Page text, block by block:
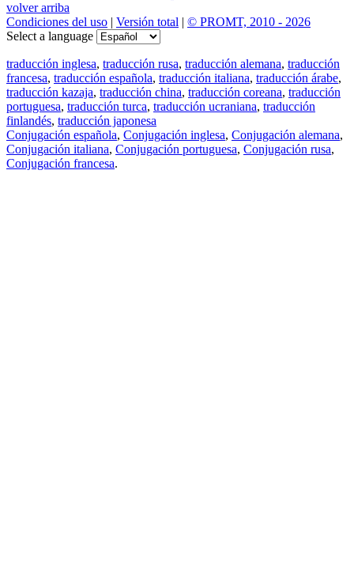
volver arriba
Condiciones del uso | Versión total | © PROMT, 2010 - 2026
Select a language
traducción inglesa, traducción rusa, traducción alemana, traducción
francesa, traducción española, traducción italiana, traducción árabe,
traducción kazaja, traducción china, traducción coreana, traducción
portuguesa, traducción turca, traducción ucraniana, traducción
finlandés, traducción japonesa
Conjugación española, Conjugación inglesa, Conjugación alemana,
Conjugación italiana, Conjugación portuguesa, Conjugación rusa,
Conjugación francesa.